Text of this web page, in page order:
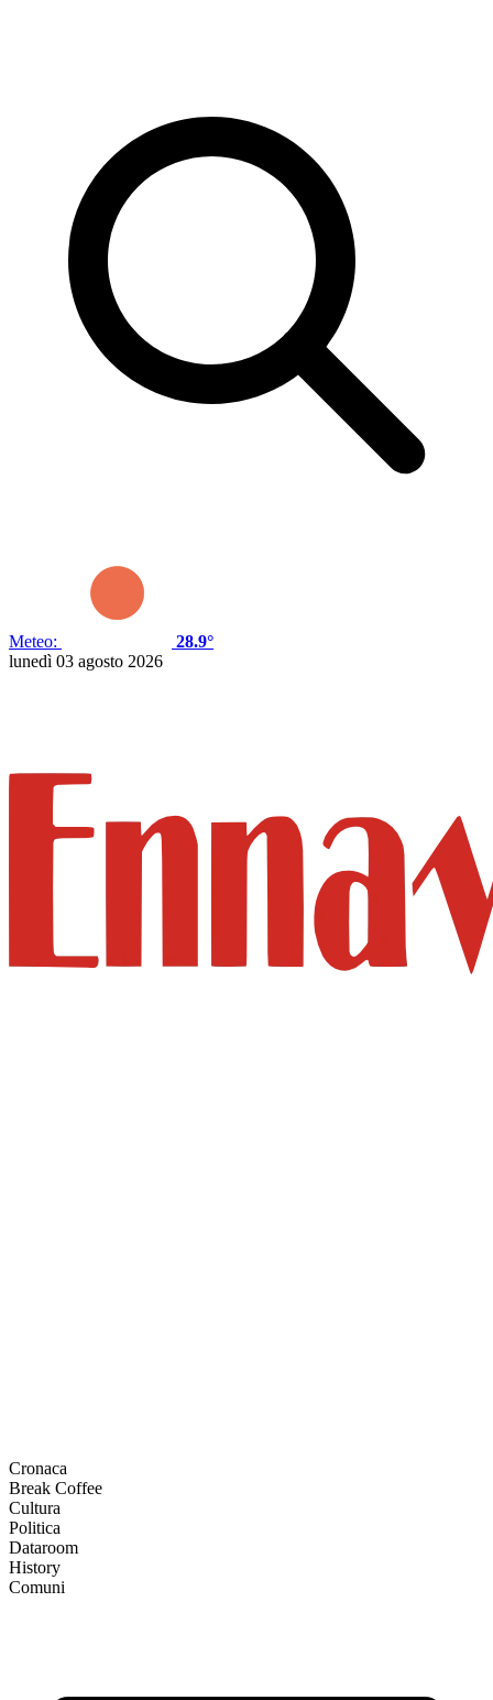
Meteo:
28.9°
lunedì 03 agosto 2026
Cronaca
Break Coffee
Cultura
Politica
Dataroom
History
Comuni